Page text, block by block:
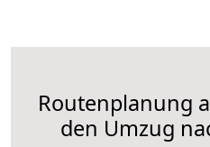
Routenplanung
den Umzug